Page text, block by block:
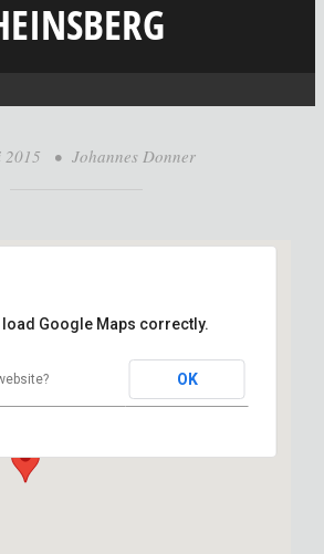
2015 • Johannes Donner
23 - Wegberg
load Google Maps correctly.
OK